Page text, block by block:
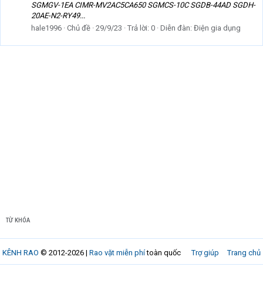
SGMGV-1EA CIMR-MV2AC5CA650 SGMCS-10C SGDB-44AD SGDH-
20AE-N2-RY49...
hale1996 Chủ đề 29/9/23 Trả lời: 0 Diễn đàn: Điện gia dụng
TỪ KHÓA
Trợ giúp Trang chủ
KÊNH RAO © 2012-2026 | Rao vặt miễn phítoàn quốc